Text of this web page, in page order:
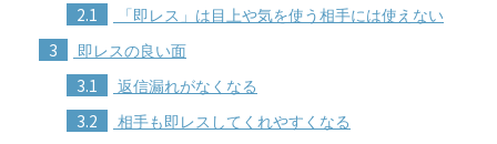
2.1 「即レス」は目上や気を使う相手には使えない
3 即レスの良い面
3.1 返信漏れがなくなる
3.2 相手も即レスしてくれやすくなる